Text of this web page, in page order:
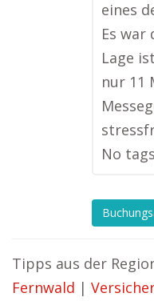
eines
Es war
Lage
nur 11
No
Tipps aus der
Fernwald |